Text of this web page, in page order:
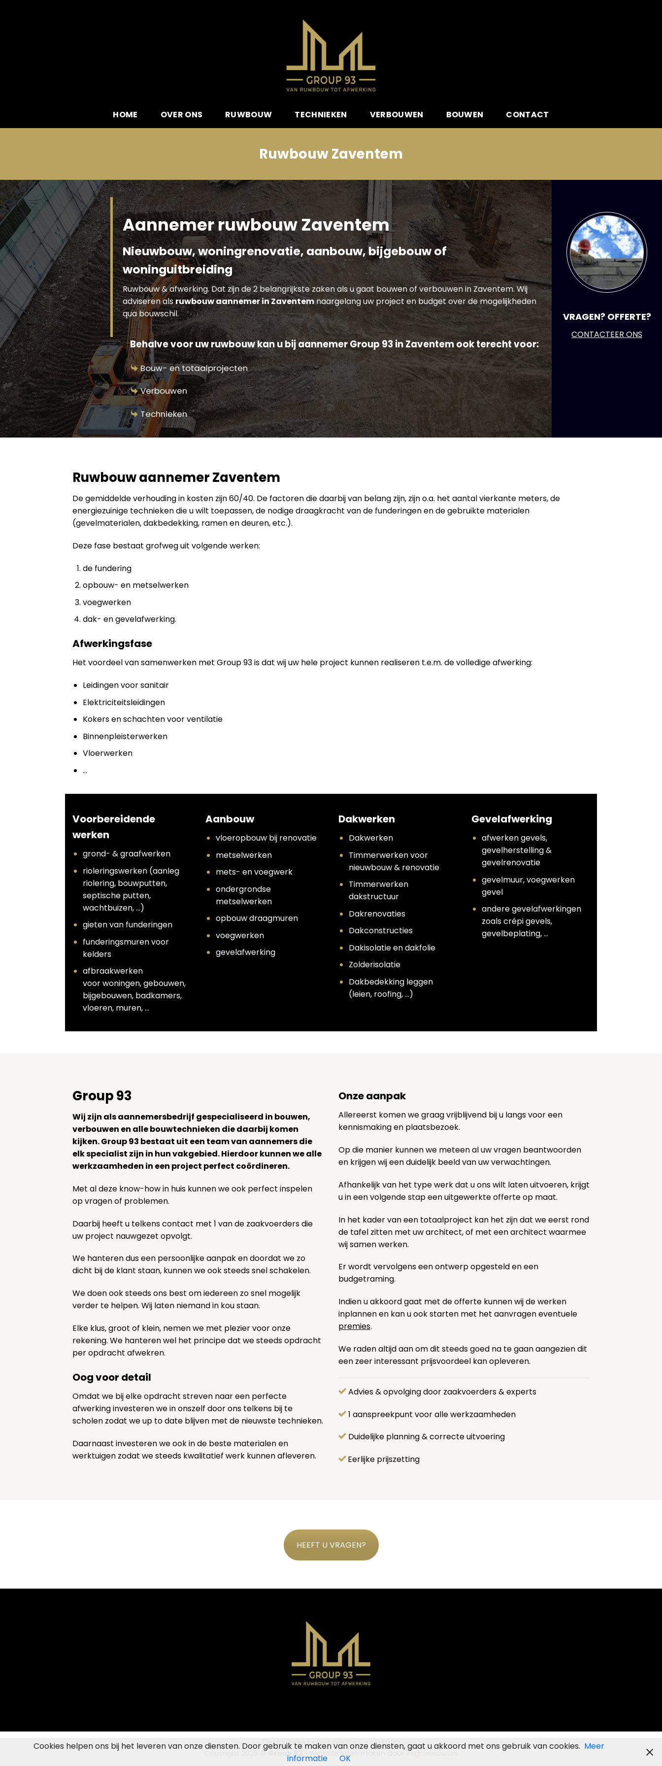
HOME OVER ONS RUWBOUW TECHNIEKEN VERBOUWEN BOUWEN CONTACT
Ruwbouw Zaventem
Aannemer ruwbouw Zaventem
Nieuwbouw, woningrenovatie, aanbouw, bijgebouw of
woninguitbreiding
Ruwbouw & afwerking. Dat zijn de 2 belangrijkste zaken als u gaat bouwen of verbouwen in Zaventem. Wij
adviseren alsruwbouw aannemer in Zaventemnaargelang uw project en budget over de mogelijkheden
qua bouwschil.
Behalve voor uw ruwbouw kan u bij aannemer Group 93 in Zaventem ook terecht voor:
Bouw- en totaalprojecten
Verbouwen
Technieken
VRAGEN? OFFERTE?
CONTACTEER ONS
Ruwbouw aannemer Zaventem
De gemiddelde verhouding in kosten zijn 60/40. De factoren die daarbij van belang zijn, zijn o.a. het aantal vierkante meters, de
energiezuinige technieken die u wilt toepassen, de nodige draagkracht van de funderingen en de gebruikte materialen
(gevelmaterialen, dakbedekking, ramen en deuren, etc.).
Deze fase bestaat grofweg uit volgende werken:
de fundering
opbouw- en metselwerken
voegwerken
dak- en gevelafwerking.
Afwerkingsfase
Het voordeel van samenwerken met Group 93 is dat wij uw hele project kunnen realiseren t.e.m. de volledige afwerking:
Leidingen voor sanitair
Elektriciteitsleidingen
Kokers en schachten voor ventilatie
Binnenpleisterwerken
Vloerwerken
…
Voorbereidende
werken
grond- & graafwerken
rioleringswerken (aanleg
riolering, bouwputten,
septische putten,
wachtbuizen, …)
gieten van funderingen
funderingsmuren voor
kelders
afbraakwerken
voor woningen, gebouwen,
bijgebouwen, badkamers,
vloeren, muren, …
Aanbouw
vloeropbouw bij renovatie
metselwerken
mets- en voegwerk
ondergrondse
metselwerken
opbouw draagmuren
voegwerken
gevelafwerking
Dakwerken
Dakwerken
Timmerwerken voor
nieuwbouw & renovatie
Timmerwerken
dakstructuur
Dakrenovaties
Dakconstructies
Dakisolatie en dakfolie
Zolderisolatie
Dakbedekking leggen
(leien, roofing, …)
Gevelafwerking
afwerken gevels,
gevelherstelling &
gevelrenovatie
gevelmuur, voegwerken
gevel
andere gevelafwerkingen
zoals crépi gevels,
gevelbeplating, …
Group 93
Wij zijn als aannemersbedrijf gespecialiseerd in bouwen,
verbouwen en alle bouwtechnieken die daarbij komen
kijken. Group 93 bestaat uit een team van aannemers die
elk specialist zijn in hun vakgebied. Hierdoor kunnen we alle
werkzaamheden in een project perfect coördineren.
Met al deze know-how in huis kunnen we ook perfect inspelen
op vragen of problemen.
Daarbij heeft u telkens contact met 1 van de zaakvoerders die
uw project nauwgezet opvolgt.
We hanteren dus een persoonlijke aanpak en doordat we zo
dicht bij de klant staan, kunnen we ook steeds snel schakelen.
We doen ook steeds ons best om iedereen zo snel mogelijk
verder te helpen. Wij laten niemand in kou staan.
Elke klus, groot of klein, nemen we met plezier voor onze
rekening. We hanteren wel het principe dat we steeds opdracht
per opdracht afwekren.
Oog voor detail
Omdat we bij elke opdracht streven naar een perfecte
afwerking investeren we in onszelf door ons telkens bij te
scholen zodat we up to date blijven met de nieuwste technieken.
Daarnaast investeren we ook in de beste materialen en
werktuigen zodat we steeds kwalitatief werk kunnen afleveren.
Onze aanpak
Allereerst komen we graag vrijblijvend bij u langs voor een
kennismaking en plaatsbezoek.
Op die manier kunnen we meteen al uw vragen beantwoorden
en krijgen wij een duidelijk beeld van uw verwachtingen.
Afhankelijk van het type werk dat u ons wilt laten uitvoeren, krijgt
u in een volgende stap een uitgewerkte offerte op maat.
In het kader van een totaalproject kan het zijn dat we eerst rond
de tafel zitten met uw architect, of met een architect waarmee
wij samen werken.
Er wordt vervolgens een ontwerp opgesteld en een
budgetraming.
Indien u akkoord gaat met de offerte kunnen wij de werken
inplannen en kan u ook starten met het aanvragen eventuele
premies.
We raden altijd aan om dit steeds goed na te gaan aangezien dit
een zeer interessant prijsvoordeel kan opleveren.
Advies & opvolging door zaakvoerders & experts
1 aanspreekpunt voor alle werkzaamheden
Duidelijke planning & correcte uitvoering
Eerlijke prijszetting
HEEFT U VRAGEN?
Privacybeleid•Webpartners• Sitemap
Copyright 2026 © Group 93 • Website laten maken door Regiowebsites
Cookies helpen ons bij het leveren van onze diensten. Door gebruik te maken van onze diensten, gaat u akkoord met ons gebruik van cookies. Meer
informatie
OK